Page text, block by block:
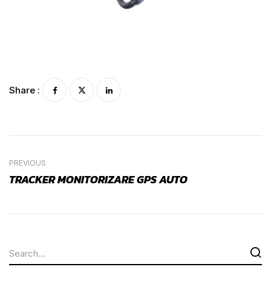
Share :
PREVIOUS
TRACKER MONITORIZARE GPS AUTO